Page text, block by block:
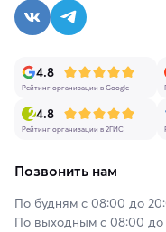
4.8
Рейтинг организации в Google
4.8
Рейтинг организации в 2ГИС
Позвонить нам
По будням с 08:00 до
По выходным с 08:00 до